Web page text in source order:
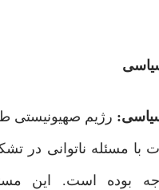
رژیم صهیونیستی
با مسئله ناتوانی در
بوده است. این